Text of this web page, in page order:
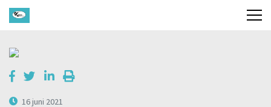
16 juni 2021